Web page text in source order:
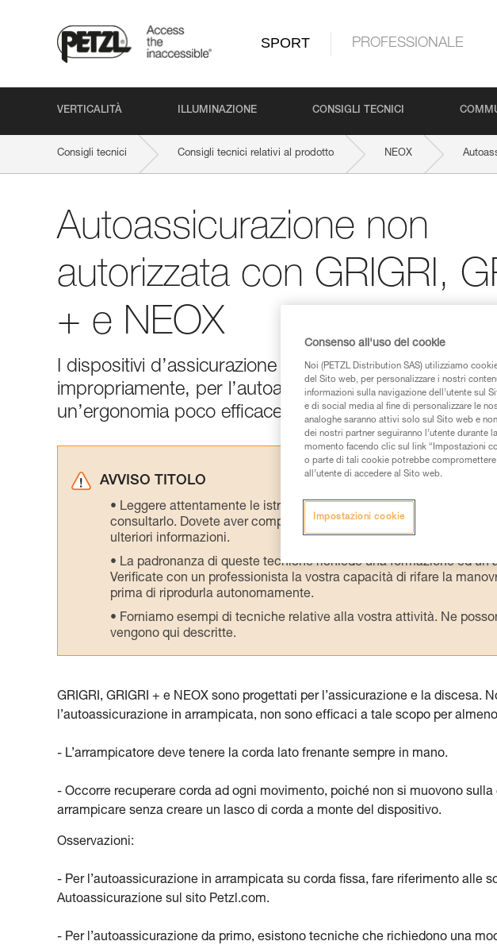
SPORT PROFESSIONALE
VERTICALITÀ ILLUMINAZIONE CONSIGLI TECNICI
Consigli tecnici Consigli tecnici relativi al prodotto NEOX
Autoassicurazione non
autorizzata con GRIGRI,
+ e NEOX
I dispositivi d’assicurazione con bloccaggio assistito
impropriamente, per l’autoassicurazione su corda
un’ergonomia poco efficace per questo utilizzo.
AVVISO TITOLO
Leggere attentamente le istruzioni tecniche dei prodotti utilizzati
consultarlo. Dovete aver compreso le informazioni dell’istruzione
ulteriori informazioni.
La padronanza di queste tecniche richiede una formazione ed un
Verificate con un professionista la vostra capacità di rifare la
prima di riprodurla autonomamente.
Forniamo esempi di tecniche relative alla vostra attività. Ne
vengono qui descritte.
GRIGRI, GRIGRI + e NEOX sono progettati per l’assicurazione e la discesa.
l’autoassicurazione in arrampicata, non sono efficaci a tale scopo per
- L’arrampicatore deve tenere la corda lato frenante sempre in mano.
- Occorre recuperare corda ad ogni movimento, poiché non si muovono
arrampicare senza creare un lasco di corda a monte del dispositivo.
Osservazioni:
- Per l’autoassicurazione in arrampicata su corda fissa, fare riferimento alle
Autoassicurazione sul sito Petzl.com.
- Per l’autoassicurazione da primo, esistono tecniche che richiedono una
Consenso all'uso dei cookie
Noi (PETZL Distribution SAS) utilizziamo
del Sito web, per personalizzare i nostri
informazioni sulla navigazione dell’utente sul
e di social media al fine di personalizzare le
analoghe saranno attivi solo sul Sito web e
dei nostri partner seguiranno l’utente durante
momento facendo clic sul link “Impostazioni
o parte di tali cookie potrebbe compromettere
all’utente di accedere al Sito web.
Impostazioni cookie